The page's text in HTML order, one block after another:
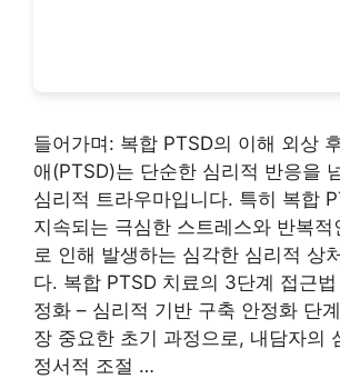
들어가며: 복합 PTSD의 이해 외상
애(PTSD)는 단순한 심리적 반응을
심리적 트라우마입니다. 특히 복합
지속되는 극심한 스트레스와 반복적
로 인해 발생하는 심각한 심리적 상
다. 복합 PTSD 치료의 3단계 접근
정화 – 심리적 기반 구축 안정화 단
장 중요한 초기 과정으로, 내담자의
정서적 조절 …